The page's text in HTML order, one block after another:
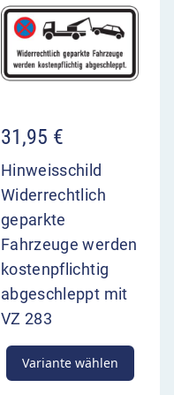
31,95 €
Hinweisschild
Widerrechtlich
geparkte
Fahrzeuge werden
kostenpflichtig
abgeschleppt mit
VZ 283
Variante wählen